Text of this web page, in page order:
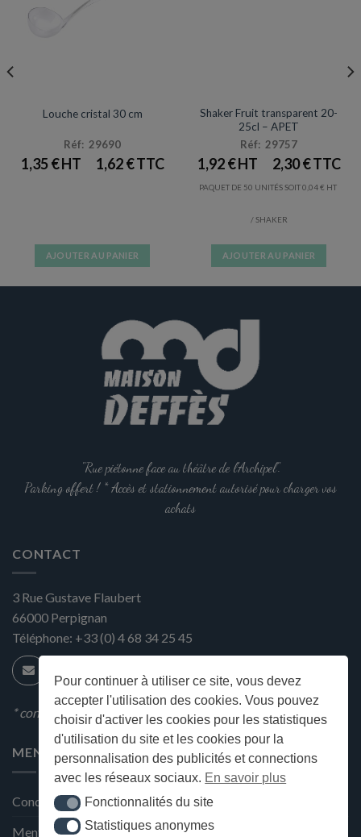
Pour continuer à utiliser ce site, vous devez
accepter l'utilisation des cookies. Vous pouvez
choisir d'activer les cookies pour les statistiques
d'utilisation du site et les cookies pour la
personnalisation des publicités et connections
avec les réseaux sociaux. En savoir plus
Fonctionnalités du site
Fonctionnalités du site
Statistiques anonymes
Statistiques anonymes
Louche cristal 30 cm
Réf: 29690
1,35€ 1,62€
AJOUTER AU PANIER
Prix en baisse
Shaker Fruit transparent 20-
25cl – APET
Réf: 29757
1,92€ 2,30€
PAQUET DE 50 UNITÉS SOIT0,04€
/ SHAKER
AJOUTER AU PANIER
"Rue piétonne face au théâtre de l'Archipel".
Parking offert ! * Accès et stationnement autorisé pour charger vos
achats
CONTACT
3 Rue Gustave Flaubert
66000 Perpignan
Téléphone: +33 (0) 4 68 34 25 45
* condition en magasin
MENU
Conditions générales de ventes
Mentions Légales et Politique de confidentialité